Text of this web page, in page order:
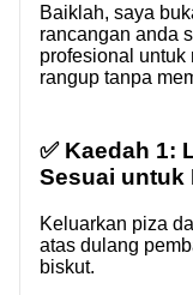
Baiklah, saya
rancangan anda
profesional untuk
rangup tanpa
✅ Kaedah 1:
Sesuai untuk
Keluarkan piza
atas dulang
biskut.